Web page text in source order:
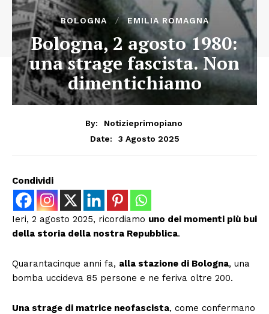
BOLOGNA EMILIA ROMAGNA
Bologna, 2 agosto 1980:
una strage fascista. Non
dimentichiamo
By:
Notizieprimopiano
Date:
3 Agosto 2025
Condividi
Ieri, 2 agosto 2025, ricordiamo uno dei momenti più bui
della storia della nostra Repubblica.
Quarantacinque anni fa, alla stazione di Bologna, una
bomba uccideva 85 persone e ne feriva oltre 200.
Una strage di matrice neofascista, come confermano